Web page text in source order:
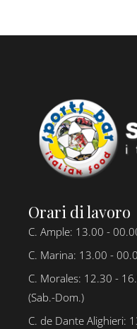
Orari di lavoro
C. Ample: 13.00 -
C. Marina: 13.00 -
C. Morales: 12.30 -
(Sab.-Dom.)
C. de Dante Alighieri: